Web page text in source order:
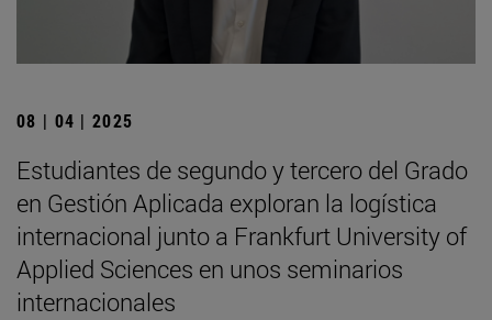
08 | 04 | 2025
Estudiantes de segundo y tercero del Grado
en Gestión Aplicada exploran la logística
internacional junto a Frankfurt University of
Applied Sciences en unos seminarios
internacionales